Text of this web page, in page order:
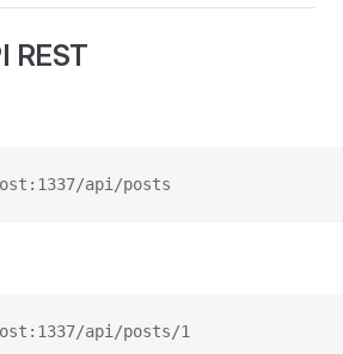
REST
api/posts
api/posts/1